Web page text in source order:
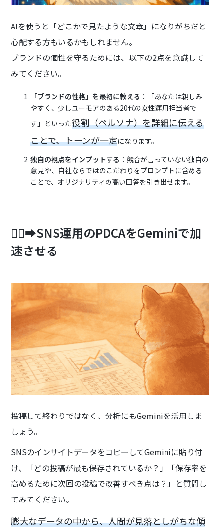
AIを使うと「どこかで見たような文章」になりがちだと
心配する方もいるかもしれません。
ブランドの個性を守るためには、以下の2点を意識して
みてください。
「ブランドの性格」を最初に教える ：「あなたは親しみ
やすく、少しユーモアのある20代の女性運用担当者で
す」といった役割（ペルソナ）を詳細に伝える
ことで、トーンが一定になります。
独自の視点をインプットする ：競合が言っていない独自の
意見や、自社ならではのこだわりをプロンプトに含める
ことで、オリジナリティの高い回答を引き出せます。
🏃‍♂️‍➡️SNS運用のPDCAをGeminiで加
速させる
投稿して終わりではなく、分析にもGeminiを活用しま
しょう。
SNSのインサイトデータをコピーしてGeminiに貼り付
け、「どの投稿が最も保存されているか？」「保存率を
高めるために次回の投稿で改善すべき点は？」と質問し
てみてください。
膨大なデータの中から、人間が見落としがちな傾